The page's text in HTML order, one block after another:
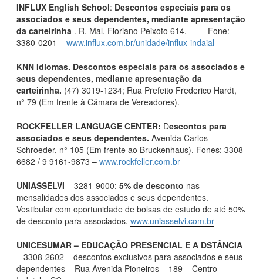
INFLUX English School: Descontos especiais para os
associados e seus dependentes, mediante apresentação
da carteirinha . R. Mal. Floriano Peixoto 614. Fone:
3380-0201 – www.influx.com.br/unidade/influx-indaial
KNN Idiomas. Descontos especiais para os associados e
seus dependentes, mediante apresentação da
carteirinha. (47) 3019-1234; Rua Prefeito Frederico Hardt,
n° 79 (Em frente à Câmara de Vereadores).
ROCKFELLER LANGUAGE CENTER: Descontos para
associados e seus dependentes. Avenida Carlos
Schroeder, n° 105 (Em frente ao Bruckenhaus). Fones: 3308-
6682 / 9 9161-9873 – www.rockfeller.com.br
UNIASSELVI – 3281-9000: 5% de desconto nas
mensalidades dos associados e seus dependentes.
Vestibular com oportunidade de bolsas de estudo de até 50%
de desconto para associados. www.uniasselvi.com.br
UNICESUMAR – EDUCAÇÃO PRESENCIAL E A DSTÂNCIA
– 3308-2602 – descontos exclusivos para associados e seus
dependentes – Rua Avenida Pioneiros – 189 – Centro –